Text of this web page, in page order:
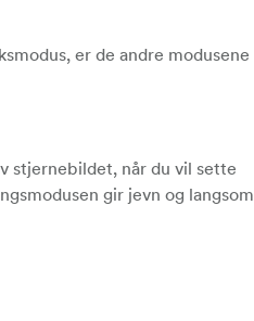
er de andre modusene
stjernebildet, når du vil sette
gir jevn og langsom